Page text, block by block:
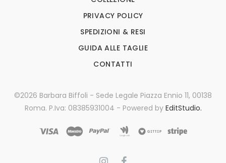
PRIVACY POLICY
SPEDIZIONI & RESI
GUIDA ALLE TAGLIE
CONTATTI
©2026 Barbara Biffoli - Sede Legale Piazza Ennio 11, 00138
Roma. P.Iva: 08385931004 - Powered by EditStudio.